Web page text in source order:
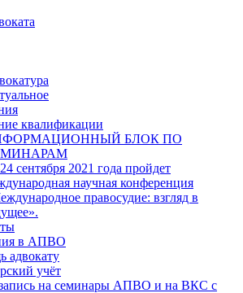
квалификации
БЛОК ПО
сентября 2021 года пройдет
научная конференция
правосудие: взгляд в
в АПВО
адвокату
учёт
на семинары АПВО и на ВКС с